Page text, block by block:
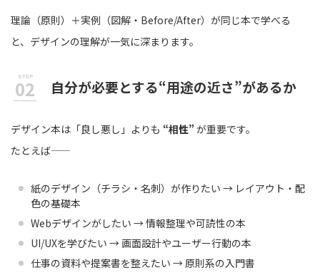
理論（原則）＋実例（図解・Before/After）が同じ本で学べる
と、デザインの理解が一気に深まります。
自分が必要とする“用途の近さ”があるか
デザイン本は「良し悪し」よりも “相性”が重要です。
たとえば――
紙のデザイン（チラシ・名刺）が作りたい → レイアウト・配
色の基礎本
Webデザインがしたい → 情報整理や可読性の本
UI/UXを学びたい → 画面設計やユーザー行動の本
仕事の資料や提案書を整えたい → 原則系の入門書